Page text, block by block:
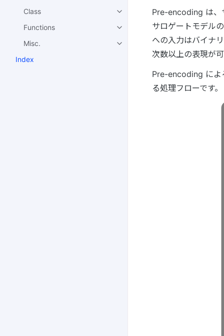
Class
Functions
Misc.
Index
Pre-encoding は、
サロゲートモデル
への入力はバイナ
次数以上の表現が
Pre-encoding によ
る処理フローです。